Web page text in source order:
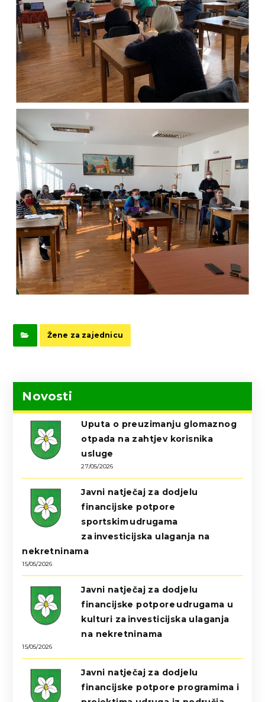
Žene za zajednicu
Novosti
Uputa o preuzimanju glomaznog
otpada na zahtjev korisnika
usluge
27/05/2026
Javni natječaj za dodjelu
financijske potpore
sportskim udrugama
za investicijska ulaganja na
nekretninama
15/05/2026
Javni natječaj za dodjelu
financijske potpore udrugama u
kulturi za investicijska ulaganja
na nekretninama
15/05/2026
Javni natječaj za dodjelu
financijske potpore programima i